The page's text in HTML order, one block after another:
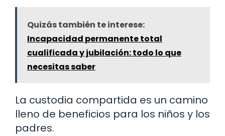
Quizás también te interese:
Incapacidad permanente total
cualificada y jubilación: todo lo que
necesitas saber
La custodia compartida es un camino
lleno de beneficios para los niños y los
padres.